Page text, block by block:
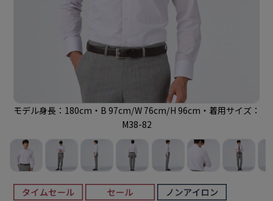
モデル身長：180cm・B 97cm/W 76cm/H 96cm・着用サイズ：
M38-82